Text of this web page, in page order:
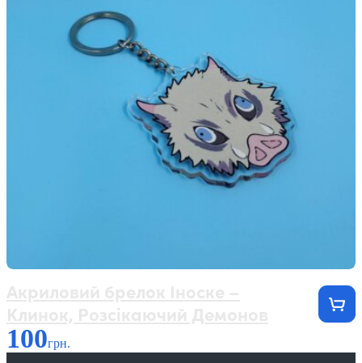
100грн.